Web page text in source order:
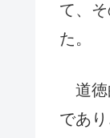
て、
た。
道徳
であ